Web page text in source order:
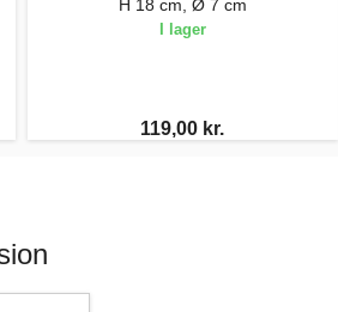
H 18 cm, Ø 7 cm
I lager
119,00 kr.